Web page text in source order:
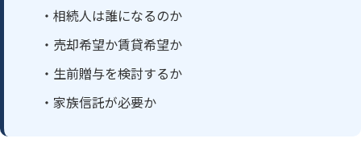
・相続人は誰になるのか
・売却希望か賃貸希望か
・生前贈与を検討するか
・家族信託が必要か